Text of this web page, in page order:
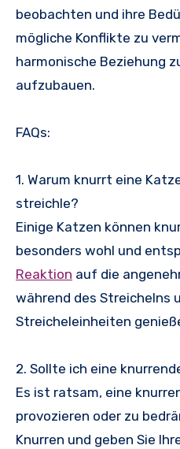
beobachten und ihre
mögliche Konflikte zu
harmonische Beziehung
aufzubauen.
FAQs:
1. Warum knurrt eine
streichle?
Einige Katzen können
besonders wohl und
Reaktion auf die
während des Streichelns
Streicheleinheiten
2. Sollte ich eine
Es ist ratsam, eine
provozieren oder zu
Knurren und geben Sie